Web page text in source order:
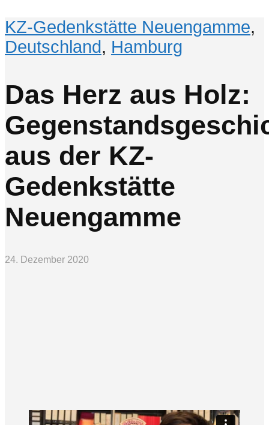
KZ-Gedenkstätte Neuengamme,
Deutschland, Hamburg
Das Herz aus Holz:
aus der KZ-
Gedenkstätte
Neuengamme
24. Dezember 2020